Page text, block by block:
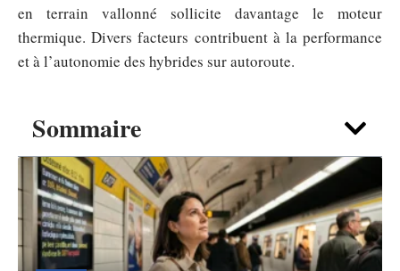
Sommaire
en terrain vallonné sollicite davantage le moteur
thermique. Divers facteurs contribuent à la performance
et à l’autonomie des hybrides sur autoroute.